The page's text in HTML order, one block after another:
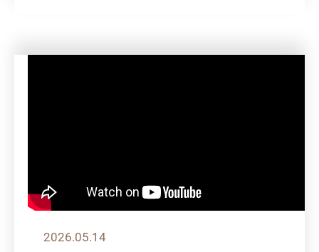
2026.05.14